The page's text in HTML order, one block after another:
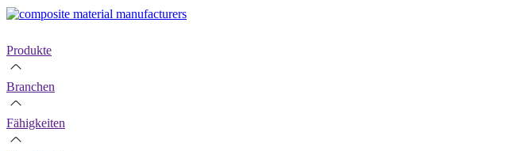
Produkte
Branchen
Fähigkeiten